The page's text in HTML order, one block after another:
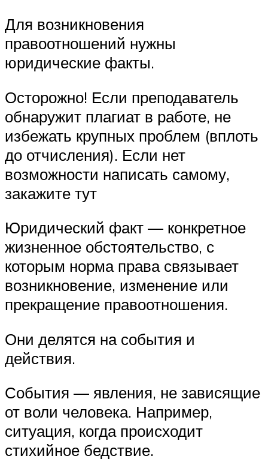
Для возникновения
правоотношений нужны
юридические факты.
Осторожно! Если преподаватель
обнаружит плагиат в работе, не
избежать крупных проблем (вплоть
до отчисления). Если нет
возможности написать самому,
закажите тут
Юридический факт — конкретное
жизненное обстоятельство, с
которым норма права связывает
возникновение, изменение или
прекращение правоотношения.
Они делятся на события и
действия.
События — явления, не зависящие
от воли человека. Например,
ситуация, когда происходит
стихийное бедствие.